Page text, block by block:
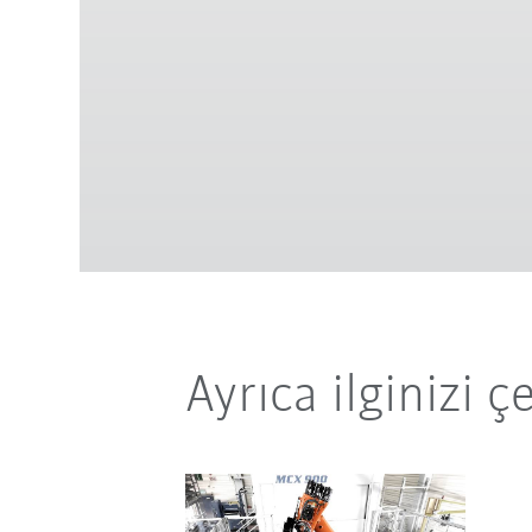
Ayrıca ilginizi